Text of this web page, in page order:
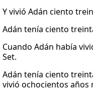
Y vivió Adán ciento
Adán tenía ciento
Cuando Adán había
Set.
Adán tenía ciento
vivió ochocientos años